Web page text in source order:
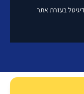
בעזרת אתר